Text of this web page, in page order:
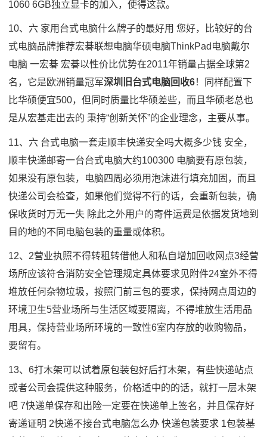
1060 6GB独立显卡的加入，使得这款。
10、六 家用台式电脑什么牌子的最好用 您好，比较好的台
式电脑品牌推荐宏碁联想电脑华硕电脑ThinkPad电脑戴尔
电脑 一宏碁 宏碁以性价比优势在2011年销量占据全球第2
名，它是欧洲销量冠军深圳旧台式电脑回收6！同样配置下
比华硕便宜500，但同时质量比华硕差些，而且华硕老总也
是从宏基走出去的 秉持“创新关怀”的企业理念，主要从事。
11、六 台式电脑一套走顺丰快递安全吗大概多少钱 安全，
顺丰快递邮寄一台台式电脑大约100300 电脑要有原包装，
如果没有原包装，电脑四周必须用泡沫进行填充加固，而且
快递公司会检查，如果他们觉得不行的话，会重新包装，确
保收货时万无一失 除此之外用户的寄件运费是依据发货地到
目的地的不同电脑包装的重量或体积。
12、2营业执照不得转租转借他人和私自增加回收网点3经营
场所应该符合消防安全管理规定具体要求见附件24室外不得
堆放任何杂物垃圾，按照门前三包的要求，保持网点周边的
环境卫生5营业场所与生活区域要隔离，不得堆放生活用品
用具，保持营业场所环境的一致性6室内存放的收购物品，
要留有。
13、6打木架可以试着原包装包好后打木架，有些快递站点
或者公司会提供这种服务，价格适中的的话，就打一层木架
吧 7快递单保存和出险一定要在快递单上签名，并且保存好
寄递证明 2快递不接台式电脑怎么办 快递包装要求 1包装基